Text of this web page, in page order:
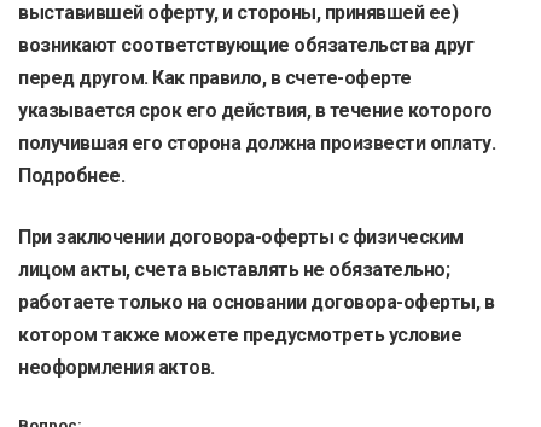
выставившей оферту, и стороны, принявшей ее)
возникают соответствующие обязательства друг
перед другом. Как правило, в счете-оферте
указывается срок его действия, в течение которого
получившая его сторона должна произвести оплату.
Подробнее.
При заключении договора-оферты с физическим
лицом акты, счета выставлять не обязательно;
работаете только на основании договора-оферты, в
котором также можете предусмотреть условие
неоформления актов.